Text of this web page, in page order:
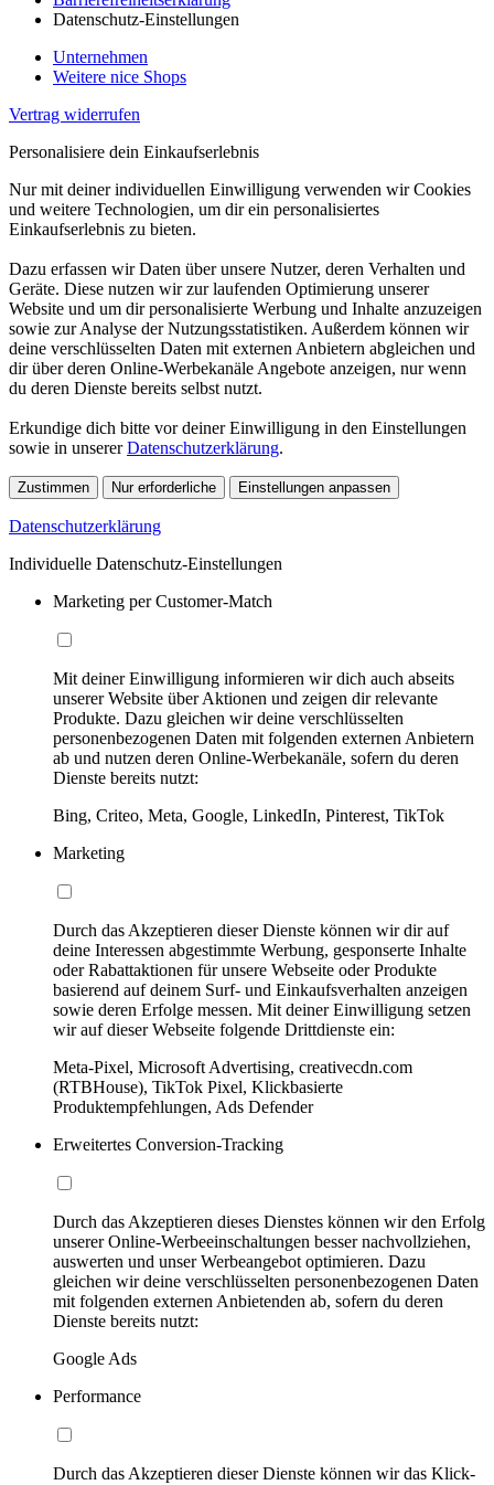
Datenschutz-Einstellungen
Unternehmen
Weitere nice Shops
Vertrag widerrufen
Personalisiere dein Einkaufserlebnis
Nur mit deiner individuellen Einwilligung verwenden wir Cookies
und weitere Technologien, um dir ein personalisiertes
Einkaufserlebnis zu bieten.
Dazu erfassen wir Daten über unsere Nutzer, deren Verhalten und
Geräte. Diese nutzen wir zur laufenden Optimierung unserer
Website und um dir personalisierte Werbung und Inhalte anzuzeigen
sowie zur Analyse der Nutzungsstatistiken. Außerdem können wir
deine verschlüsselten Daten mit externen Anbietern abgleichen und
dir über deren Online-Werbekanäle Angebote anzeigen, nur wenn
du deren Dienste bereits selbst nutzt.
Erkundige dich bitte vor deiner Einwilligung in den Einstellungen
sowie in unsererDatenschutzerklärung.
Zustimmen Nur erforderliche Einstellungen anpassen
Datenschutzerklärung
Individuelle Datenschutz-Einstellungen
Marketing per Customer-Match
Mit deiner Einwilligung informieren wir dich auch abseits
unserer Website über Aktionen und zeigen dir relevante
Produkte. Dazu gleichen wir deine verschlüsselten
personenbezogenen Daten mit folgenden externen Anbietern
ab und nutzen deren Online-Werbekanäle, sofern du deren
Dienste bereits nutzt:
Bing, Criteo, Meta, Google, LinkedIn, Pinterest, TikTok
Marketing
Durch das Akzeptieren dieser Dienste können wir dir auf
deine Interessen abgestimmte Werbung, gesponserte Inhalte
oder Rabattaktionen für unsere Webseite oder Produkte
basierend auf deinem Surf- und Einkaufsverhalten anzeigen
sowie deren Erfolge messen. Mit deiner Einwilligung setzen
wir auf dieser Webseite folgende Drittdienste ein:
Meta-Pixel, Microsoft Advertising, creativecdn.com
(RTBHouse), TikTok Pixel, Klickbasierte
Produktempfehlungen, Ads Defender
Erweitertes Conversion-Tracking
Durch das Akzeptieren dieses Dienstes können wir den Erfolg
unserer Online-Werbeeinschaltungen besser nachvollziehen,
auswerten und unser Werbeangebot optimieren. Dazu
gleichen wir deine verschlüsselten personenbezogenen Daten
mit folgenden externen Anbietenden ab, sofern du deren
Dienste bereits nutzt:
Google Ads
Performance
Durch das Akzeptieren dieser Dienste können wir das Klick-